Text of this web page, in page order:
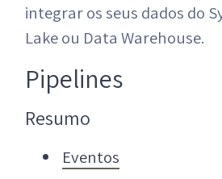
integrar os seus dados do
Lake ou Data Warehouse.
Pipelines
Resumo
Eventos